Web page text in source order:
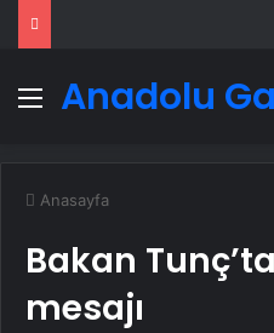
Menü
Anadolu
Anasayfa
Bakan
mesajı